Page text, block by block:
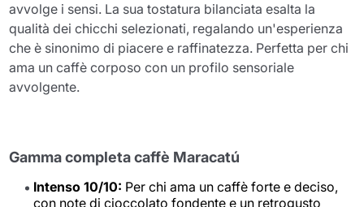
avvolge i sensi. La sua tostatura bilanciata esalta la
qualità dei chicchi selezionati, regalando un'esperienza
che è sinonimo di piacere e raffinatezza. Perfetta per chi
ama un caffè corposo con un profilo sensoriale
avvolgente.
Gamma completa caffè Maracatú
Intenso 10/10: Per chi ama un caffè forte e deciso,
con note di cioccolato fondente e un retrogusto